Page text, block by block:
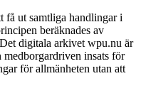
få ut samtliga handlingar i
beräknades av
digitala arkivet wpu.nu är
insats för
för allmänheten utan att